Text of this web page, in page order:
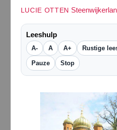
LUCIE OTTEN
Leeshulp
A- A A+ Rustige
Pauze Stop